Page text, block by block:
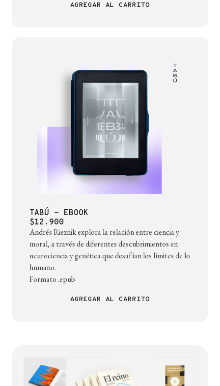
AGREGAR AL CARRITO
TABÚ - EBOOK
$12.900
Andrés Rieznik explora la relación entre ciencia y
moral, a través de diferentes descubrimientos en
neurociencia y genética que desafían los límites de lo
humano.
Formato .epub
AGREGAR AL CARRITO